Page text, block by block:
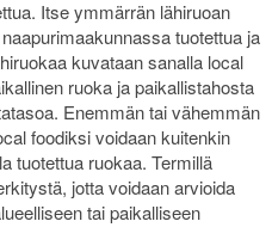
Itse ymmärrän lähiruoan
tuotettua ja
kuvataan sanalla local
ruoka ja paikallistahosta
Enemmän tai vähemmän
foodiksi voidaan kuitenkin
tuotettua ruokaa. Termillä
jotta voidaan arvioida
tai paikalliseen